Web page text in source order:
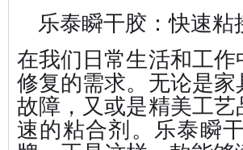
乐泰瞬干胶：快速粘
在我们日常生活和工
修复的需求。无论是
故障，又或是精美工
速的粘合剂。乐泰瞬